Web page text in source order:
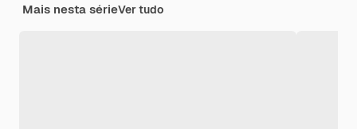
Mais nesta sérieVer tudo